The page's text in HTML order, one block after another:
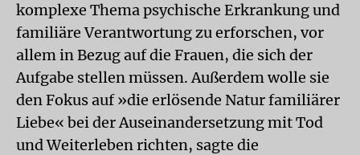
komplexe Thema psychische Erkrankung und
familiäre Verantwortung zu erforschen, vor
allem in Bezug auf die Frauen, die sich der
Aufgabe stellen müssen. Außerdem wolle sie
den Fokus auf »die erlösende Natur familiärer
Liebe« bei der Auseinandersetzung mit Tod
und Weiterleben richten, sagte die